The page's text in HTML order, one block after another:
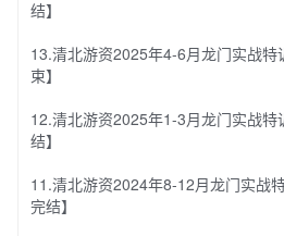
结】
13.清北游资2025年4-6月龙门实战
束】
12.清北游资2025年1-3月龙门实战
结】
11.清北游资2024年8-12月龙门实战
完结】